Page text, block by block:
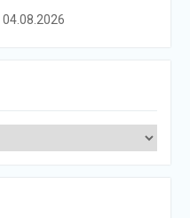
04.08.2026